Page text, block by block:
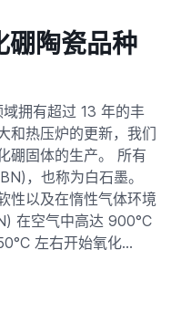
硼陶瓷品种
拥有超过 13 年的丰
和热压炉的更新，我们
硼固体的生产。 所有
，也称为白石墨。
性以及在惰性气体环境
在空气中高达 900°C
左右开始氧化…